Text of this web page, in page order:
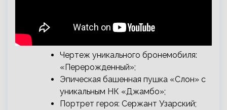
Чертеж уникального бронемобиля:
«Перерожденный»;
Эпическая башенная пушка «Слон» с
уникальным НК «Джамбо»;
Портрет героя: Сержант Узарский;